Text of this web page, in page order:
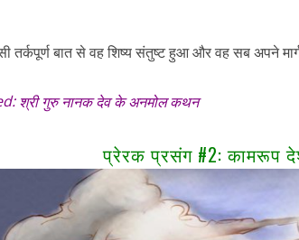
तर्कपूर्ण बात से वह शिष्य संतुष्ट हुआ और वह सब अपने
श्री गुरु नानक देव के अनमोल कथन
प्रेरक प्रसंग #2: कामरूप